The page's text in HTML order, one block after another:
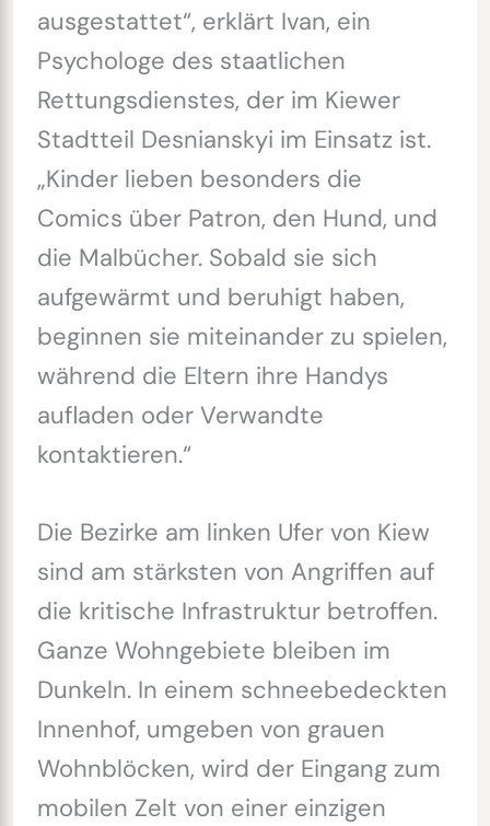
ausgestattet“, erklärt Ivan, ein
Psychologe des staatlichen
Rettungsdienstes, der im Kiewer
Stadtteil Desnianskyi im Einsatz ist.
„Kinder lieben besonders die
Comics über Patron, den Hund, und
die Malbücher. Sobald sie sich
aufgewärmt und beruhigt haben,
beginnen sie miteinander zu spielen,
während die Eltern ihre Handys
aufladen oder Verwandte
kontaktieren.“
Die Bezirke am linken Ufer von Kiew
sind am stärksten von Angriffen auf
die kritische Infrastruktur betroffen.
Ganze Wohngebiete bleiben im
Dunkeln. In einem schneebedeckten
Innenhof, umgeben von grauen
Wohnblöcken, wird der Eingang zum
mobilen Zelt von einer einzigen